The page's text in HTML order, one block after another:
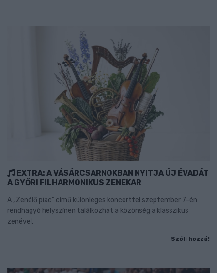
EXTRA: A VÁSÁRCSARNOKBAN NYITJA ÚJ ÉVADÁT
A GYŐRI FILHARMONIKUS ZENEKAR
A „Zenélő piac” című különleges koncerttel szeptember 7-én
rendhagyó helyszínen találkozhat a közönség a klasszikus
zenével.
Szólj hozzá!